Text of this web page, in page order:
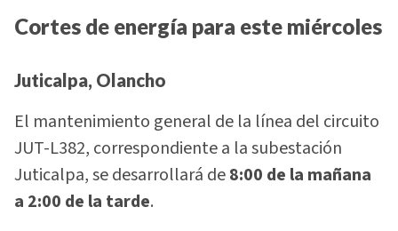
Cortes de energía para este miércoles
Juticalpa, Olancho
El mantenimiento general de la línea del circuito
JUT-L382, correspondiente a la subestación
Juticalpa, se desarrollará de8:00 de la mañana
a 2:00 de la tarde.